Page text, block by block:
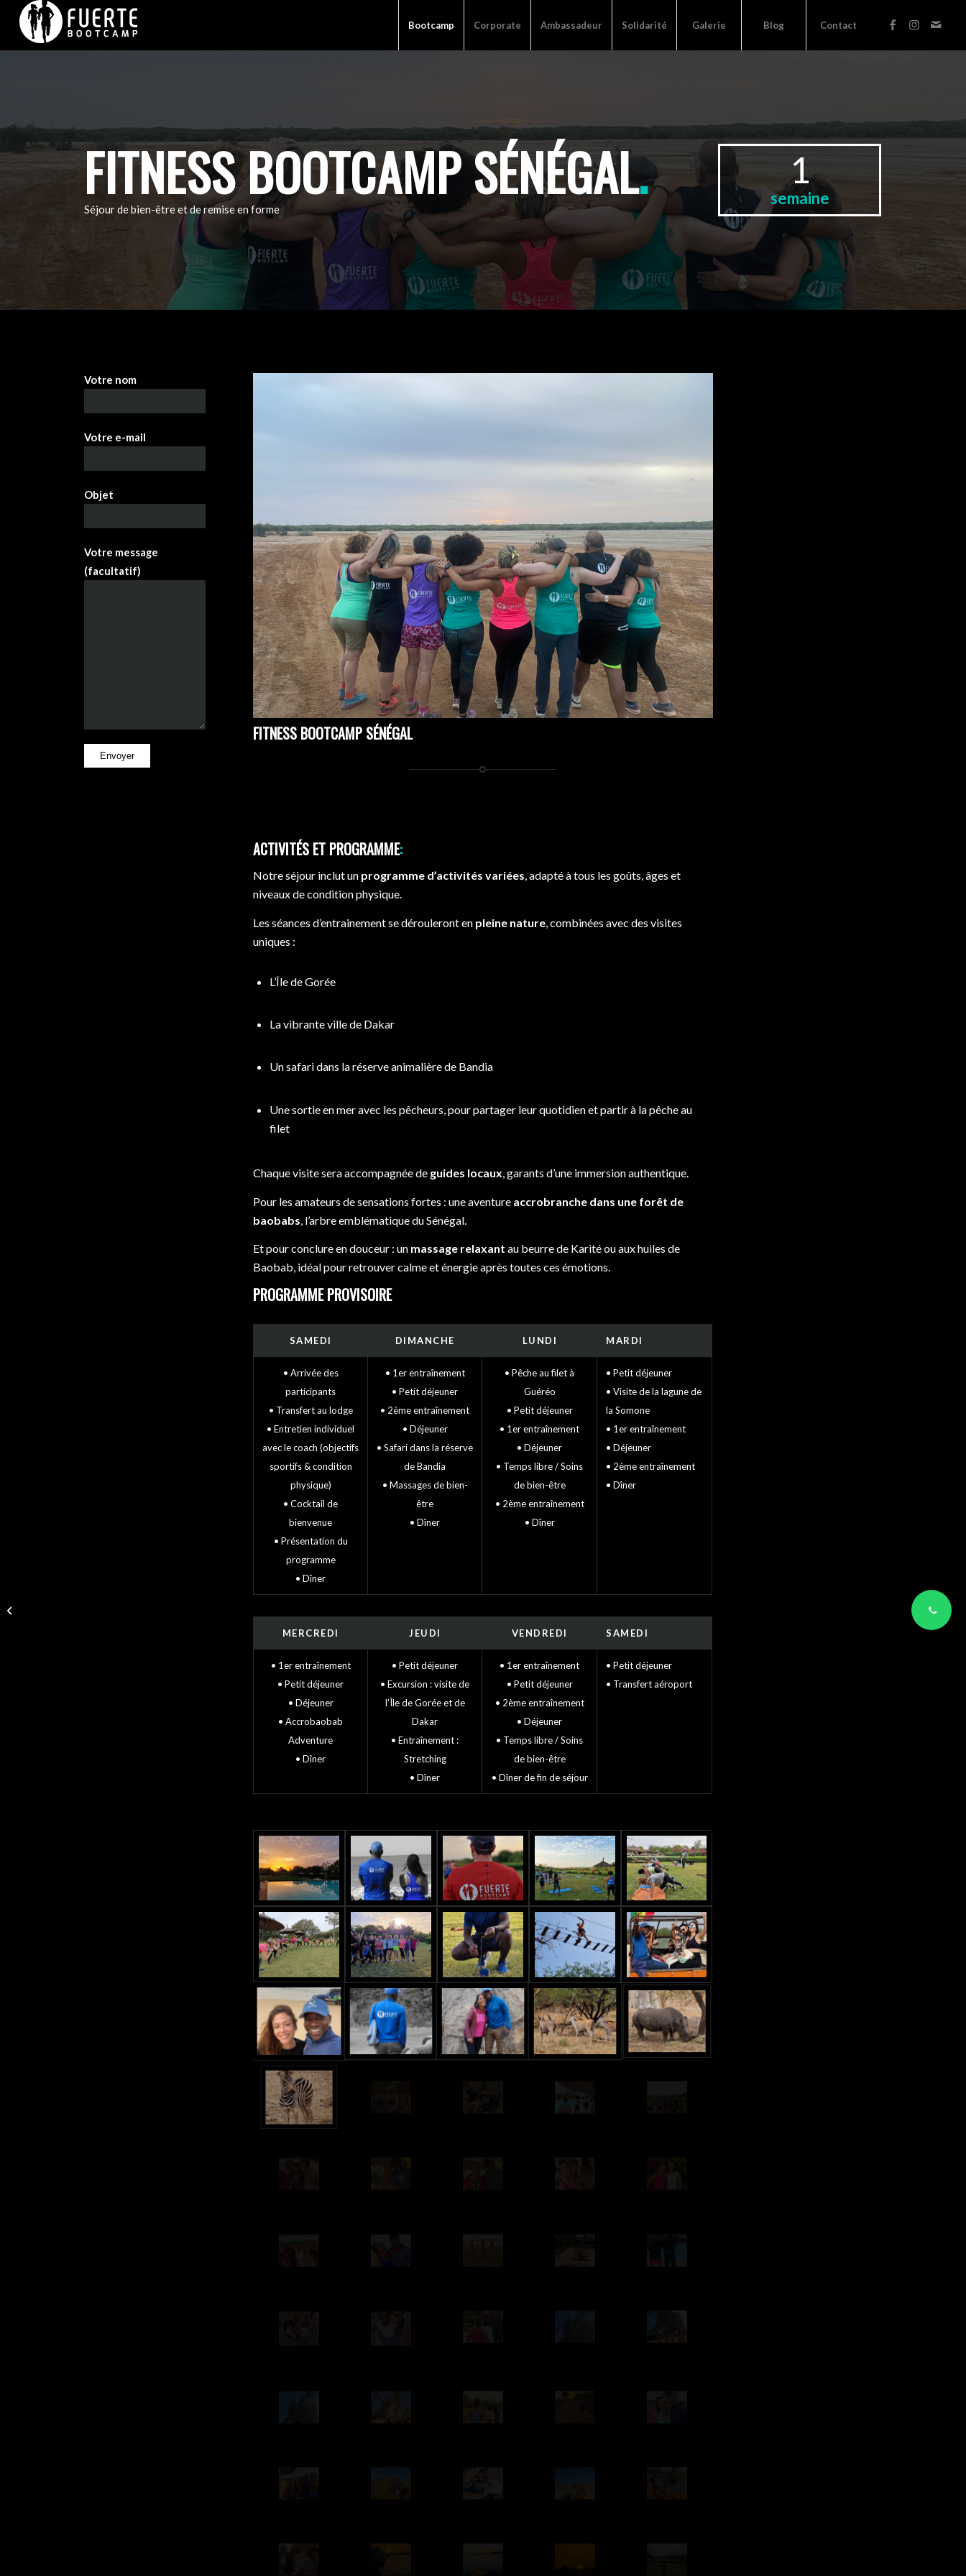
Bootcamp Corporate Ambassadeur Solidarité Galerie Blog Contact
FITNESS BOOTCAMP SÉNÉGAL.
Séjour de bien-être et de remise en forme
1
semaine
Votre nom
Votre e-mail
Objet
Votre message
(facultatif)
FITNESS BOOTCAMP SÉNÉGAL
ACTIVITÉS ET PROGRAMME:
Notre séjour inclut un programme d’activités variées, adapté à tous les goûts, âges et
niveaux de condition physique.
Les séances d’entrainement se dérouleront en pleine nature, combinées avec des visites
uniques :
L’Île de Gorée
La vibrante ville de Dakar
Un safari dans la réserve animalière de Bandia
Une sortie en mer avec les pêcheurs, pour partager leur quotidien et partir à la pêche au
filet
Chaque visite sera accompagnée de guides locaux, garants d’une immersion authentique.
Pour les amateurs de sensations fortes : une aventure accrobranche dans une forêt de
baobabs , l’arbre emblématique du Sénégal.
Et pour conclure en douceur : un massage relaxant au beurre de Karité ou aux huiles de
Baobab, idéal pour retrouver calme et énergie après toutes ces émotions.
PROGRAMME PROVISOIRE
SAMEDI DIMANCHE LUNDI MARDI
• Arrivée des
participants
• Transfert au lodge
• Entretien individuel
avec le coach (objectifs
sportifs & condition
physique)
• Cocktail de
bienvenue
• Présentation du
programme
• Dîner
• 1er entraînement
• Petit déjeuner
• 2ème entraînement
• Déjeuner
• Safari dans la réserve
de Bandia
• Massages de bien-
être
• Dîner
• Pêche au filet à
Guéréo
• Petit déjeuner
• 1er entraînement
• Déjeuner
• Temps libre / Soins
de bien-être
• 2ème entraînement
• Dîner
• Petit déjeuner
• Visite de la lagune de
la Somone
• 1er entraînement
• Déjeuner
• 2ème entraînement
• Dîner
MERCREDI JEUDI VENDREDI SAMEDI
• 1er entraînement
• Petit déjeuner
• Déjeuner
• Accrobaobab
Adventure
• Dîner
• Petit déjeuner
• Excursion : visite de
l’Île de Gorée et de
Dakar
• Entraînement :
Stretching
• Dîner
• 1er entraînement
• Petit déjeuner
• 2ème entraînement
• Déjeuner
• Temps libre / Soins
de bien-être
• Dîner de fin de séjour
• Petit déjeuner
• Transfert aéroport